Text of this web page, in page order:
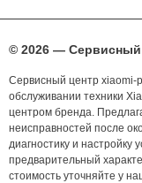
© 2026 —
Сервисный центр xiaomi-
обслуживании техники
центром бренда.
неисправностей после
диагностику и настройку
предварительный
стоимость уточняйте у